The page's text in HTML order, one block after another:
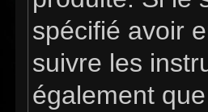
spécifié avoir
suivre les
également